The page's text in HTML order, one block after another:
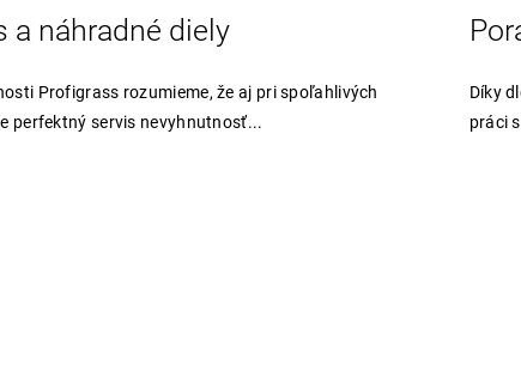
a náhradné diely
Profigrass rozumieme, že aj pri spoľahlivých
perfektný servis nevyhnutnosť...
Díky
práci